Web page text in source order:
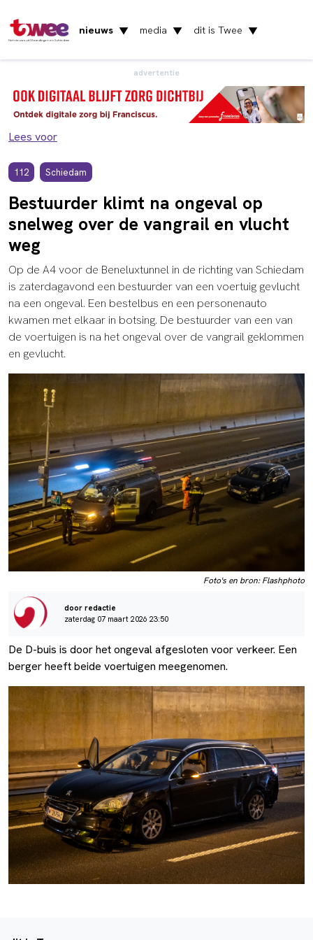
Het nieuws uit Vlaardingen en Schiedam
nieuws ▼ media ▼ dit is Twee ▼
advertentie
Lees voor
112 Schiedam
Bestuurder klimt na ongeval op
snelweg over de vangrail en vlucht
weg
Op de A4 voor de Beneluxtunnel in de richting van Schiedam
is zaterdagavond een bestuurder van een voertuig gevlucht
na een ongeval. Een bestelbus en een personenauto
kwamen met elkaar in botsing. De bestuurder van een van
de voertuigen is na het ongeval over de vangrail geklommen
en gevlucht.
Foto's en bron: Flashphoto
door redactie
zaterdag 07 maart 2026 23:50
De D-buis is door het ongeval afgesloten voor verkeer. Een
berger heeft beide voertuigen meegenomen.